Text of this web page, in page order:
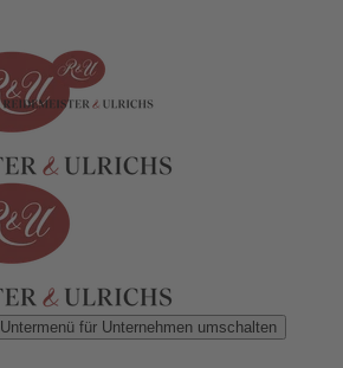
Untermenü für Unternehmen umschalten